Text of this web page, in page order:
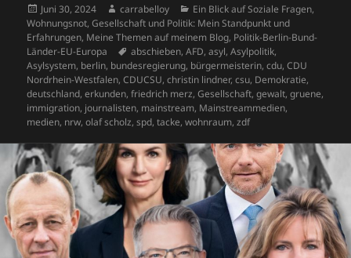
b
o
o
k
o
n
y A
p
p
a
m
dI
n
o
ra
k
et
G a
d
s
di
t
d
P
re
ss
n
Veröffentlicht
am
Juni 30, 2024 Autor
carrabelloy Kategorien
Ein Blick auf Soziale Fragen,
Wohnungsnot, Gesellschaft und Politik: Mein Standpunkt und
Erfahrungen, Meine Themen auf meinem Blog, Politik-Berlin-Bund-
Länder-EU-Europa
Schlagwörter
abschieben,AFD,asyl,Asylpolitik,
Asylsystem, berlin, bundesregierung, bürgermeisterin,cdu,CDU
Nordrhein-Westfalen,CDUCSU,christin lindner,csu, Demokratie,
deutschland,erkunden,friedrich merz,Gesellschaft,gewalt,gruene,
immigration, journalisten, mainstream, Mainstreammedien,
medien, nrw,olaf scholz,spd,tacke,wohnraum,zdf